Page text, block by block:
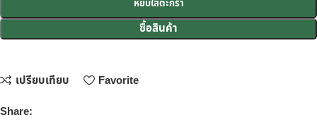
หยิบใส่ตะกร้า
ซื้อสินค้า
เปรียบเทียบ
Favorite
Share: